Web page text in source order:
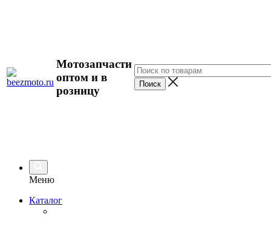
Мотозапчасти
оптом и в
розницу
Меню
Каталог